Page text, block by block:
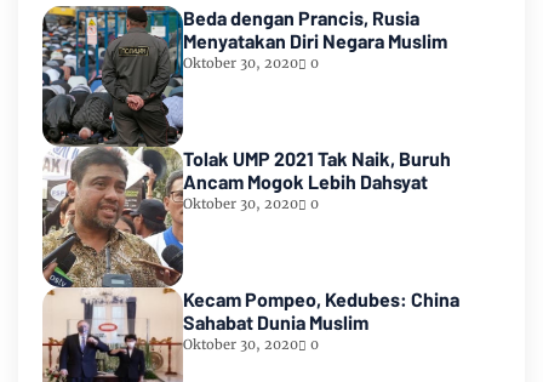
Beda dengan Prancis, Rusia
Menyatakan Diri Negara Muslim
Oktober 30, 2020 0
Tolak UMP 2021 Tak Naik, Buruh
Ancam Mogok Lebih Dahsyat
Oktober 30, 2020 0
Kecam Pompeo, Kedubes: China
Sahabat Dunia Muslim
Oktober 30, 2020 0